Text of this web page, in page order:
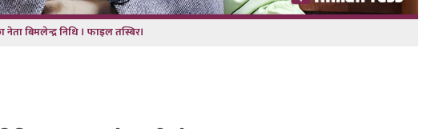
नेता बिमलेन्द्र निधि । फाइल तस्बिर।